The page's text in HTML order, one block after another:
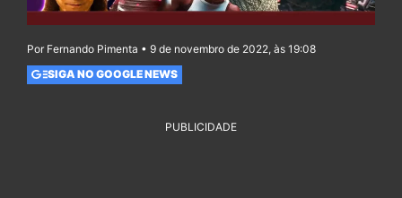
Por Fernando Pimenta • 9 de novembro de 2022, às 19:08
SIGA NO GOOGLE NEWS
PUBLICIDADE